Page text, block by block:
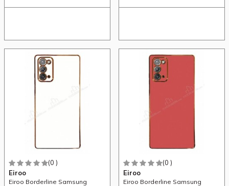
(0 )
Eiroo
Eiroo Borderline Samsung
(0 )
Eiroo
Eiroo Borderline Samsung